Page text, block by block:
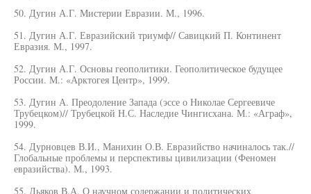
50. Дугин А.Г. Мистерии Евразии. М., 1996.
51. Дугин А.Г. Евразийский триумф// Савицкий П. Континент
Евразия. М., 1997.
52. Дугин А.Г. Основы геополитики. Геополитическое будущее
России. М.: «Арктогея Центр», 1999.
53. Дугин А. Преодоление Запада (эссе о Николае Сергеевиче
Трубецком)// Трубецкой Н.С. Наследие Чингисхана. М.: «Аграф»,
1999.
54. Дурновцев В.И., Манихин О.В. Евразийство начиналось так.//
Глобальные проблемы и перспективы цивилизации (Феномен
евразийства). М., 1993.
55. Дьяков В.А. О научном содержании и политических